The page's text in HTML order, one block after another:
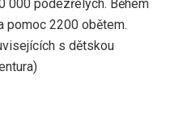
000 podezřelých. Během
pomoc 2200 obětem.
s dětskou